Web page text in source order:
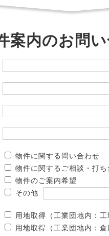
案内のお問
物件に関する問い合わせ
物件に関するご相談・打
物件のご案内希望
その他
用地取得（工業団地内：工
用地取得（工業団地内：倉